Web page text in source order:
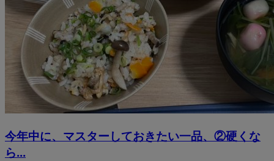
今年中に、マスターしておきたい一品、②硬くな
ら...